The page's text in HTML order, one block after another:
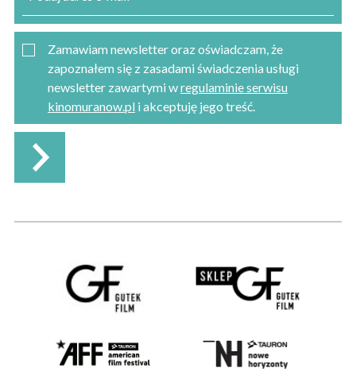
Zamawiam newsletter oraz oświadczam, że
zapoznałem się z zasadami świadczenia usługi
newsletter zawartymi wregulaminie serwisu
kinomuranow.pl i akceptuję jego treść.